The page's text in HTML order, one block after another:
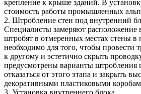
крепление к крыше зданий. В
стоимость работы промышленных
2. Штробление стен под внутренний
Специалисты замеряют расположение
штробят в отмеренных местах стены
необходимо для того, чтобы провести
к другому и эстетично скрыть
предусмотрены варианты
отказаться от этого этапа и закрыть
декоративными пластиковыми
3. Установка внутреннего блока